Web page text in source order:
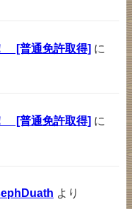
[普通免許取得] に
[普通免許取得] に
より